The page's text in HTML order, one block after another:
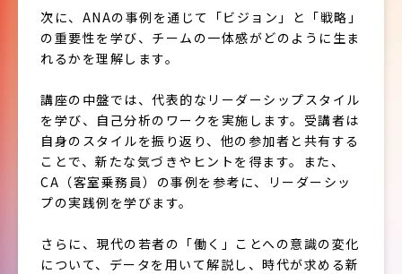
次に、ANAの事例を通じて「ビジョン」と「戦略」
の重要性を学び、チームの一体感がどのように生ま
れるかを理解します。
講座の中盤では、代表的なリーダーシップスタイル
を学び、自己分析のワークを実施します。受講者は
自身のスタイルを振り返り、他の参加者と共有する
ことで、新たな気づきやヒントを得ます。また、
CA（客室乗務員）の事例を参考に、リーダーシッ
プの実践例を学びます。
さらに、現代の若者の「働く」ことへの意識の変化
について、データを用いて解説し、時代が求める新